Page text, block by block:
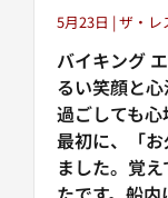
5月23日 | ザ・
バイキング
るい笑顔と
過ごしても
最初に、「
ました。覚